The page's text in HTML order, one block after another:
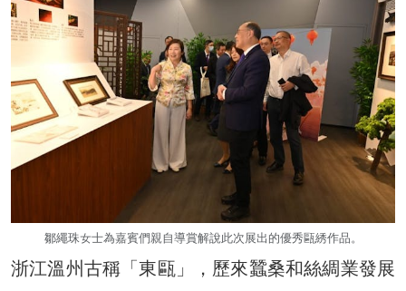
鄒繩珠女士為嘉賓們親自導賞解說此次展出的優秀甌綉作品。
浙江溫州古稱「東甌」，歷來蠶桑和絲綢業發展